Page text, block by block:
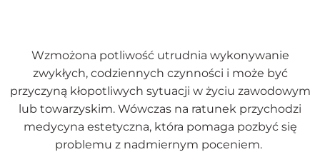
Wzmożona potliwość utrudnia wykonywanie
zwykłych, codziennych czynności i może być
przyczyną kłopotliwych sytuacji w życiu zawodowym
lub towarzyskim. Wówczas na ratunek przychodzi
medycyna estetyczna, która pomaga pozbyć się
problemu z nadmiernym poceniem.